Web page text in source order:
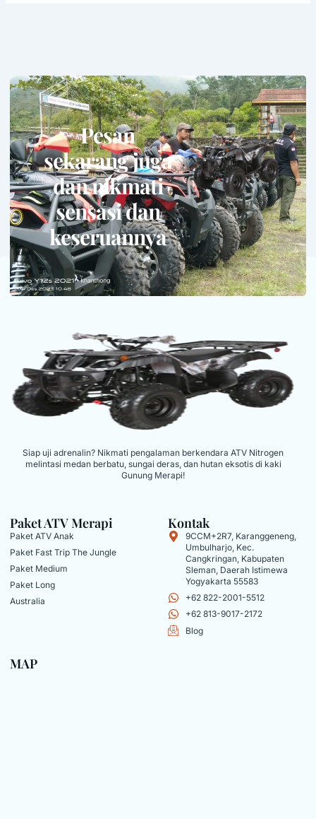
Pesan
sekarang juga
dan nikmati
sensasi dan
keseruannya
Siap uji adrenalin? Nikmati pengalaman berkendara ATV Nitrogen
melintasi medan berbatu, sungai deras, dan hutan eksotis di kaki
Gunung Merapi!
Paket ATV Merapi
Paket ATV Anak
Paket Fast Trip The Jungle
Paket Medium
Paket Long
Australia
Kontak
9CCM+2R7, Karanggeneng,
Umbulharjo, Kec.
Cangkringan, Kabupaten
Sleman, Daerah Istimewa
Yogyakarta 55583
+62 822-2001-5512
+62 813-9017-2172
Blog
MAP